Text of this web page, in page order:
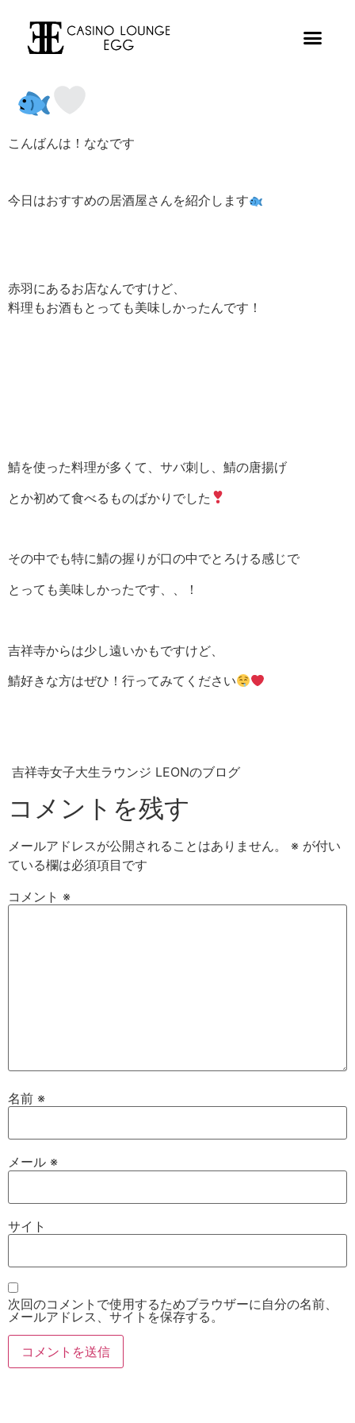
こんばんは！ななです
今日はおすすめの居酒屋さんを紹介します
赤羽にあるお店なんですけど、
料理もお酒もとっても美味しかったんです！
鯖を使った料理が多くて、サバ刺し、鯖の唐揚げ
とか初めて食べるものばかりでした
その中でも特に鯖の握りが口の中でとろける感じで
とっても美味しかったです、、！
吉祥寺からは少し遠いかもですけど、
鯖好きな方はぜひ！行ってみてください
吉祥寺女子大生ラウンジ LEONのブログ
コメントを残す
メールアドレスが公開されることはありません。 ※ が付い
ている欄は必須項目です
コメント ※
名前 ※
メール ※
サイト
次回のコメントで使用するためブラウザーに自分の名前、
メールアドレス、サイトを保存する。